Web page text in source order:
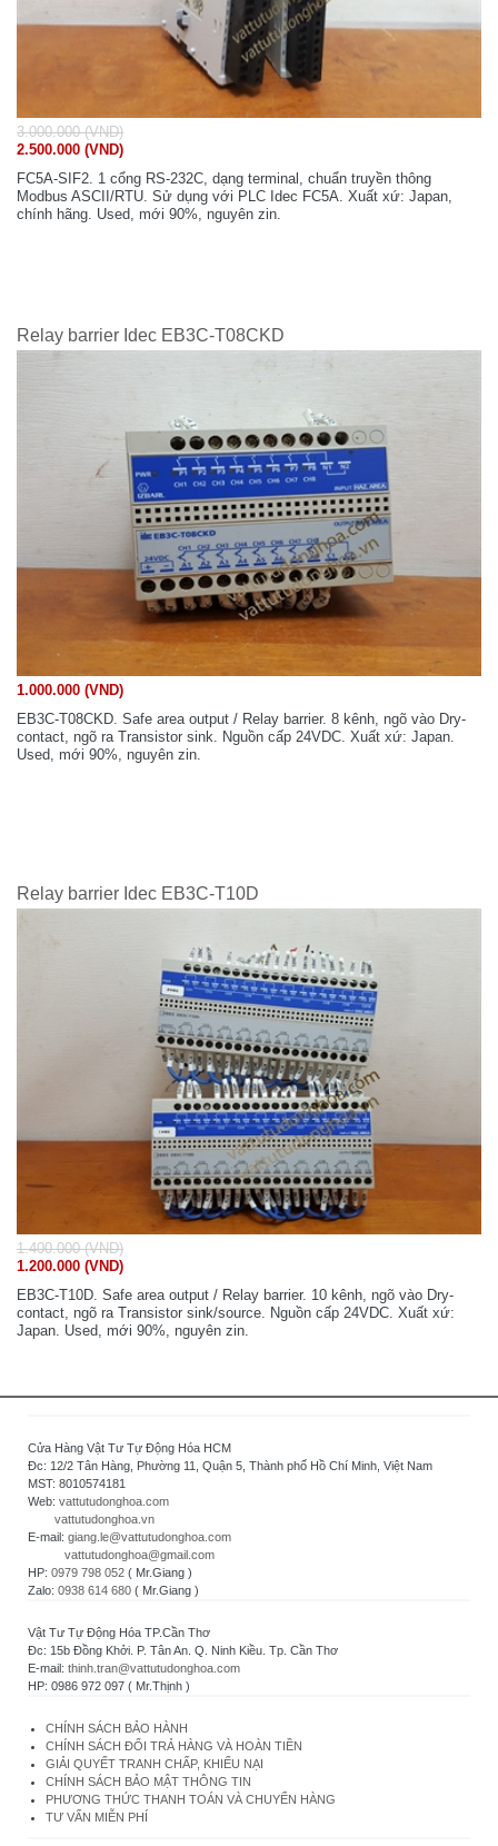
3.000.000 (VND)
2.500.000 (VND)
FC5A-SIF2. 1 cổng RS-232C, dạng terminal, chuẩn truyền thông
Modbus ASCII/RTU. Sử dụng với PLC Idec FC5A. Xuất xứ: Japan,
chính hãng. Used, mới 90%, nguyên zin.
Relay barrier Idec EB3C-T08CKD
1.000.000 (VND)
EB3C-T08CKD. Safe area output / Relay barrier. 8 kênh, ngõ vào Dry-
contact, ngõ ra Transistor sink. Nguồn cấp 24VDC. Xuất xứ: Japan.
Used, mới 90%, nguyên zin.
Relay barrier Idec EB3C-T10D
1.400.000 (VND)
1.200.000 (VND)
EB3C-T10D. Safe area output / Relay barrier. 10 kênh, ngõ vào Dry-
contact, ngõ ra Transistor sink/source. Nguồn cấp 24VDC. Xuất xứ:
Japan. Used, mới 90%, nguyên zin.
Cửa Hàng Vật Tư Tự Động Hóa HCM
Đc: 12/2 Tân Hàng, Phường 11, Quận 5, Thành phố Hồ Chí Minh, Việt Nam
MST: 8010574181
Web: vattutudonghoa.com
vattutudonghoa.vn
E-mail: giang.le@vattutudonghoa.com
vattutudonghoa@gmail.com
HP: 0979 798 052 ( Mr.Giang )
Zalo: 0938 614 680 ( Mr.Giang )
Vật Tư Tự Động Hóa TP.Cần Thơ
Đc: 15b Đồng Khởi. P. Tân An. Q. Ninh Kiều. Tp. Cần Thơ
E-mail: thinh.tran@vattutudonghoa.com
HP: 0986 972 097 ( Mr.Thịnh )
CHÍNH SÁCH BẢO HÀNH
CHÍNH SÁCH ĐỔI TRẢ HÀNG VÀ HOÀN TIỀN
GIẢI QUYẾT TRANH CHẤP, KHIẾU NẠI
CHÍNH SÁCH BẢO MẬT THÔNG TIN
PHƯƠNG THỨC THANH TOÁN VÀ CHUYỂN HÀNG
TƯ VẤN MIỄN PHÍ